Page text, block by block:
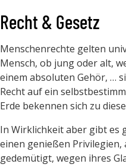
Recht & Gesetz
Menschenrechte gelten
Mensch, ob jung oder alt,
einem absoluten Gehör, …
Recht auf ein
Erde bekennen sich zu
In Wirklichkeit aber gibt es
einen genießen
gedemütigt, wegen ihres